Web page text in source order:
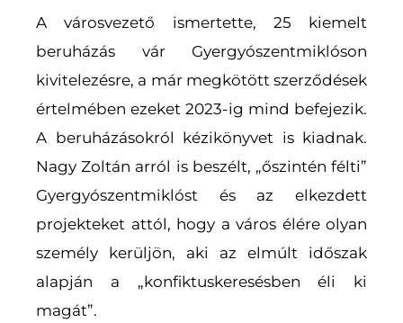
A városvezető ismertette, 25 kiemelt
beruházás vár Gyergyószentmiklóson
kivitelezésre, a már megkötött szerződések
értelmében ezeket 2023-ig mind befejezik.
A beruházásokról kézikönyvet is kiadnak.
Nagy Zoltán arról is beszélt, „őszintén félti”
Gyergyószentmiklóst és az elkezdett
projekteket attól, hogy a város élére olyan
személy kerüljön, aki az elmúlt időszak
alapján a „konfiktuskeresésben éli ki
magát”.